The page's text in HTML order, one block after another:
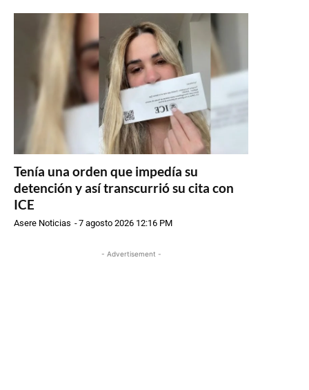
Tenía una orden que impedía su
detención y así transcurrió su cita con
ICE
Asere Noticias -7 agosto 2026 12:16 PM
- Advertisement -